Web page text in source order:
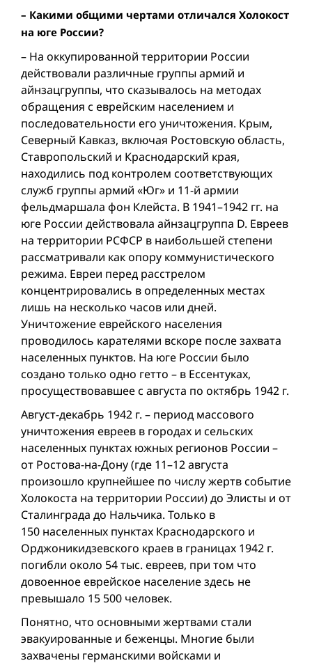
– Какими общими чертами отличался Холокост
на юге России?
– На оккупированной территории России
действовали различные группы армий и
айнзацгруппы, что сказывалось на методах
обращения с еврейским населением и
последовательности его уничтожения. Крым,
Северный Кавказ, включая Ростовскую область,
Ставропольский и Краснодарский края,
находились под контролем соответствующих
служб группы армий «Юг» и 11-й армии
фельдмаршала фон Клейста. В 1941–1942 гг. на
юге России действовала айнзацгруппа D. Евреев
на территории РСФСР в наибольшей степени
рассматривали как опору коммунистического
режима. Евреи перед расстрелом
концентрировались в определенных местах
лишь на несколько часов или дней.
Уничтожение еврейского населения
проводилось карателями вскоре после захвата
населенных пунктов. На юге России было
создано только одно гетто – в Ессентуках,
просуществовавшее с августа по октябрь 1942 г.
Август-декабрь 1942 г. – период массового
уничтожения евреев в городах и сельских
населенных пунктах южных регионов России –
от Ростова-на-Дону (где 11–12 августа
произошло крупнейшее по числу жертв событие
Холокоста на территории России) до Элисты и от
Сталинграда до Нальчика. Только в
150 населенных пунктах Краснодарского и
Орджоникидзевского краев в границах 1942 г.
погибли около 54 тыс. евреев, при том что
довоенное еврейское население здесь не
превышало 15 500 человек.
Понятно, что основными жертвами стали
эвакуированные и беженцы. Многие были
захвачены германскими войсками и